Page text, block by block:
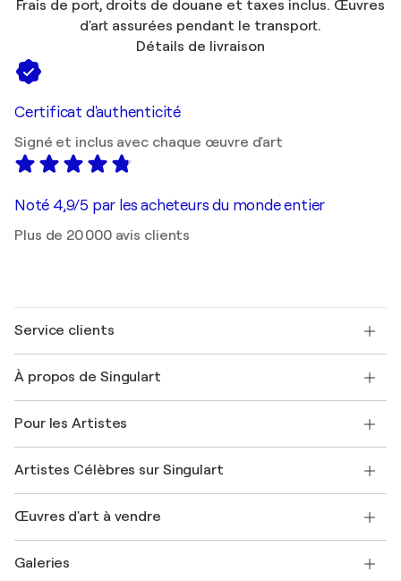
Frais de port, droits de douane et taxes inclus. Œuvres
d'art assurées pendant le transport.
Détails de livraison
Certificat d'authenticité
Signé et inclus avec chaque œuvre d'art
Noté 4,9/5 par les acheteurs du monde entier
Plus de 20 000 avis clients
Service clients
Expédition
Offrir une carte cadeau
Rejoignez notre programme commercial
Mon compte
+33 1 76 44 06 42
À propos de Singulart
FAQ
Magazine Singulart
Emplois
Découvrez une sélection d'art original
Pour les Artistes
Se connecter en tant qu'Artiste
Artistes Célèbres sur Singulart
Marc Chagall
Banksy
Œuvres d'art à vendre
Tableaux abstraits à vendre
Galeries